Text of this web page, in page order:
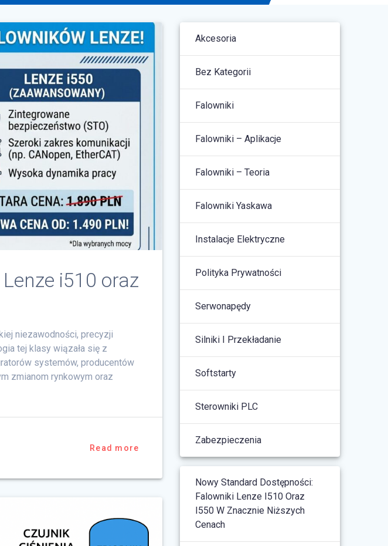
i510 oraz
niezawodności, precyzji
tej klasy wiązała się z
systemów, producentów
zmianom rynkowym oraz
Read more
Akcesoria
Bez Kategorii
Falowniki
Falowniki – Aplikacje
Falowniki – Teoria
Falowniki Yaskawa
Instalacje Elektryczne
Polityka Prywatności
Serwonapędy
Silniki I Przekładanie
Softstarty
Sterowniki PLC
Zabezpieczenia
Nowy Standard Dostępności:
Falowniki Lenze I510 Oraz
I550 W Znacznie Niższych
Cenach